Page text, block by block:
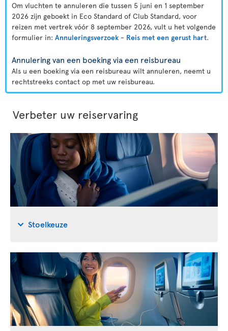
Om vluchten te annuleren die tussen 5 juni en 1 september
2026 zijn geboekt in Eco Standard of Club Standard, voor
reizen met vertrek vóór 8 september 2026, vult u het volgende
formulier in: Annuleringsverzoek - Reis met een gerust hart.
Annulering van een boeking via een reisbureau
Als u een boeking via een reisbureau wilt annuleren, neemt u
rechtstreeks contact op met uw reisbureau.
Verbeter uw reiservaring
Stoelkeuze